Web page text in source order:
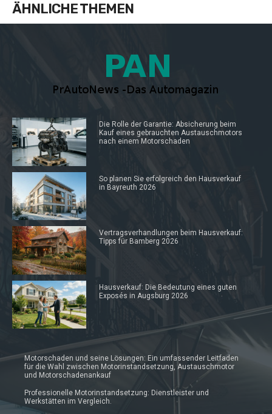
ÄHNLICHE THEMEN
Die Rolle der Garantie: Absicherung beim
Kauf eines gebrauchten Austauschmotors
nach einem Motorschaden
So planen Sie erfolgreich den Hausverkauf
in Bayreuth 2026
Vertragsverhandlungen beim Hausverkauf:
Tipps für Bamberg 2026
Hausverkauf: Die Bedeutung eines guten
Exposés in Augsburg 2026
Motorschaden und seine Lösungen: Ein umfassender Leitfaden
für die Wahl zwischen Motorinstandsetzung, Austauschmotor
und Motorschadenankauf
Professionelle Motorinstandsetzung: Dienstleister und
Werkstätten im Vergleich.